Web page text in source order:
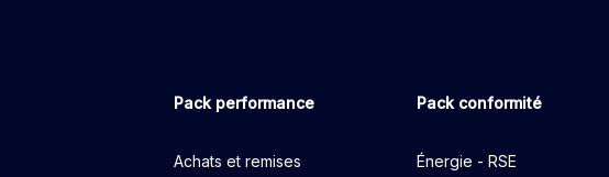
Pack performance
Achats et remises
Pack conformité
Énergie - RSE